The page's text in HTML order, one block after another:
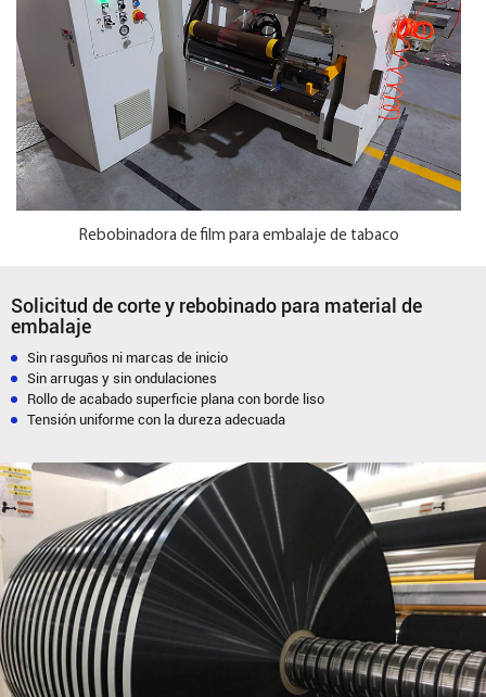
Rebobinadora de film para embalaje de tabaco
Solicitud de corte y rebobinado para material de
embalaje
Sin rasguños ni marcas de inicio
Sin arrugas y sin ondulaciones
Rollo de acabado superficie plana con borde liso
Tensión uniforme con la dureza adecuada